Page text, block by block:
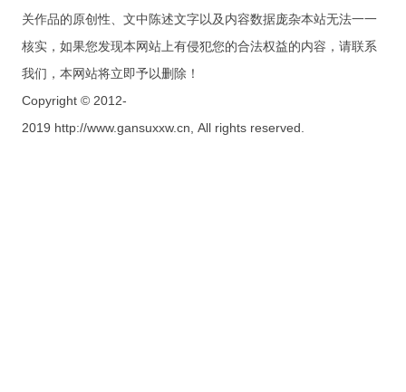
关作品的原创性、文中陈述文字以及内容数据庞杂本站无法一一
核实，如果您发现本网站上有侵犯您的合法权益的内容，请联系
我们，本网站将立即予以删除！
Copyright © 2012-
2019 http://www.gansuxxw.cn, All rights reserved.